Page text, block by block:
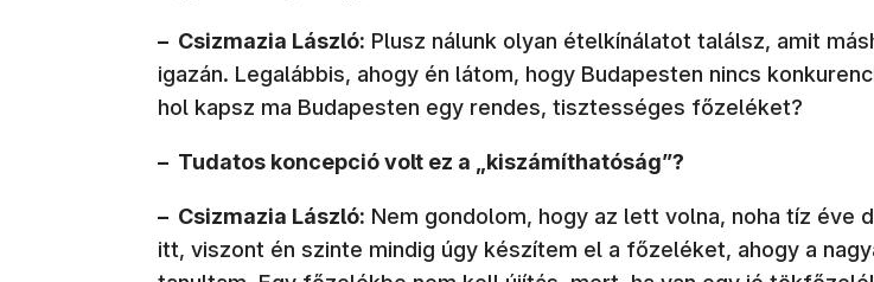
– Csizmazia László: Plusz nálunk olyan ételkínálatot találsz, amit
igazán. Legalábbis, ahogy én látom, hogy Budapesten nincs
hol kapsz ma Budapesten egy rendes, tisztességes főzeléket?
– Tudatos koncepció volt ez a „kiszámíthatóság”?
– Csizmazia László: Nem gondolom, hogy az lett volna, noha tíz éve
itt, viszont én szinte mindig úgy készítem el a főzeléket, ahogy a